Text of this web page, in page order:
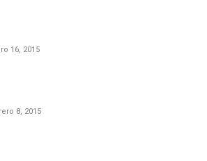
16, 2015
8, 2015